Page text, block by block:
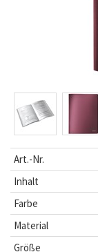
Art.-Nr.
Inhalt
Farbe
Material
Größe